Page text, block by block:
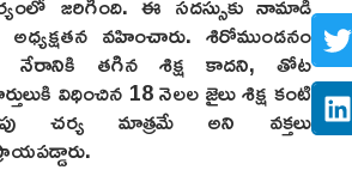
అధ్యక్షతన వహించారు. శిరోముండనం
నేరానికి తగిన శిక్ష కాదని, తోట
విధించిన 18 నెలల జైలు శిక్ష కంటి
చర్య మాత్రమే అని వక్తలు